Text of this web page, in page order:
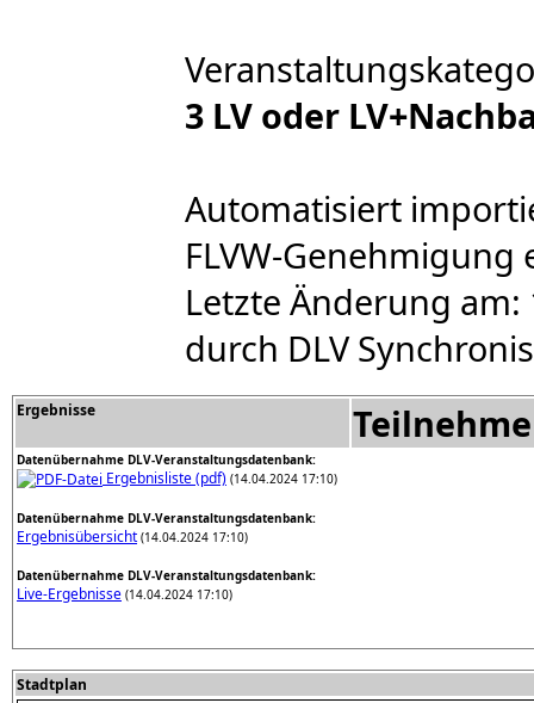
3 LV oder
Automatisiert
FLVW-Genehmigung
Letzte Änderung am:
durch DLV
Ergebnisse
Datenübernahme DLV-Veranstaltungsdatenbank:
Ergebnisliste (pdf) (14.04.2024 17:10)
Datenübernahme DLV-Veranstaltungsdatenbank:
Ergebnisübersicht (14.04.2024 17:10)
Datenübernahme DLV-Veranstaltungsdatenbank:
Live-Ergebnisse (14.04.2024 17:10)
Stadtplan